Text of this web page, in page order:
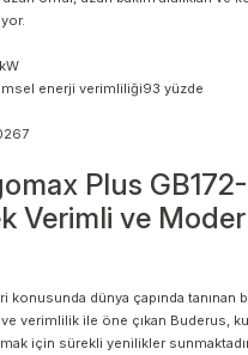
enerji verimliliği93 yüzde
Plus
Verimli ve
konusunda dünya çapında tanınan
verimlilik ile öne çıkan Buderus,
için sürekli yenilikler